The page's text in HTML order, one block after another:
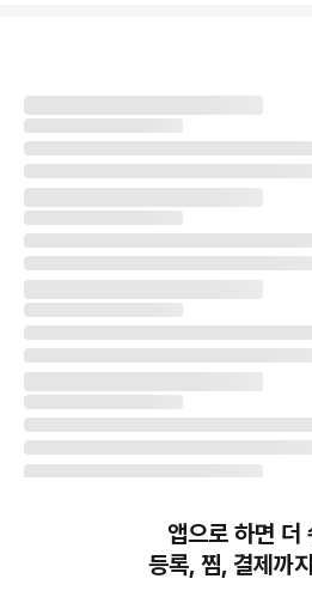
앱으로 하면 더
등록, 찜, 결제까